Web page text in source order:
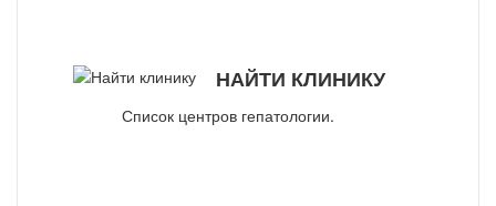
НАЙТИ КЛИНИКУ
Список центров гепатологии.